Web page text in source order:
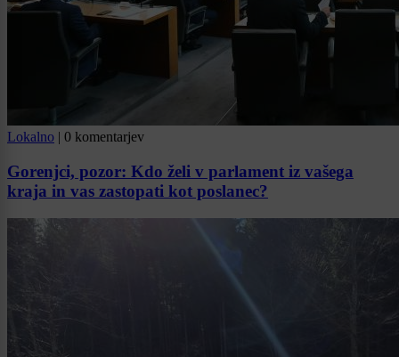
Lokalno | 0 komentarjev
Gorenjci, pozor: Kdo želi v parlament iz vašega
kraja in vas zastopati kot poslanec?